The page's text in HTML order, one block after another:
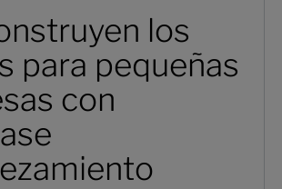
los
para pequeñas
con